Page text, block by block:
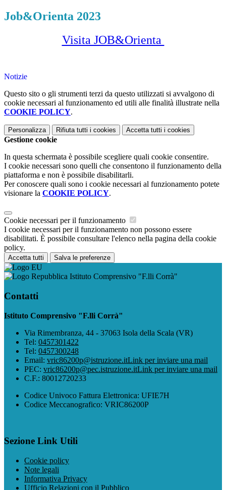
Job&Orienta 2023
Visita JOB&Orienta
Notizie
Questo sito o gli strumenti terzi da questo utilizzati si avvalgono di
cookie necessari al funzionamento ed utili alle finalità illustrate nella
COOKIE POLICY.
Personalizza Rifiuta tutti i cookies Accetta tutti i cookies
Gestione cookie
In questa schermata è possibile scegliere quali cookie consentire.
I cookie necessari sono quelli che consentono il funzionamento della
piattaforma e non è possibile disabilitarli.
Per conoscere quali sono i cookie necessari al funzionamento potete
visionare la COOKIE POLICY.
Cookie necessari per il funzionamento
I cookie necessari per il funzionamento non possono essere
disabilitati. È possibile consultare l'elenco nella pagina della cookie
policy.
Accetta tutti Salva le preferenze
Istituto Comprensivo "F.lli Corrà"
Contatti
Istituto Comprensivo "F.lli Corrà"
Via Rimembranza, 44 - 37063 Isola della Scala (VR)
Tel: 0457301422
Tel: 0457300248
Email: vric86200p@istruzione.itLink per inviare una mail
PEC: vric86200p@pec.istruzione.itLink per inviare una mail
C.F.: 80012720233
Codice Univoco Fattura Elettronica: UFIE7H
Codice Meccanografico: VRIC86200P
Sezione Link Utili
Cookie policy
Note legali
Informativa Privacy
Ufficio Relazioni con il Pubblico